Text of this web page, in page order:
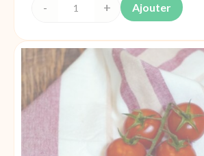
quantité
Tomates
cerises
Rabelais
Ajouter